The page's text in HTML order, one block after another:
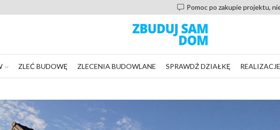
Pomoc po zakupie projektu, nie zostaniesz sam
ZLEĆ BUDOWĘ ZLECENIA BUDOWLANE SPRAWDŹ DZIAŁKĘ REALIZACJE